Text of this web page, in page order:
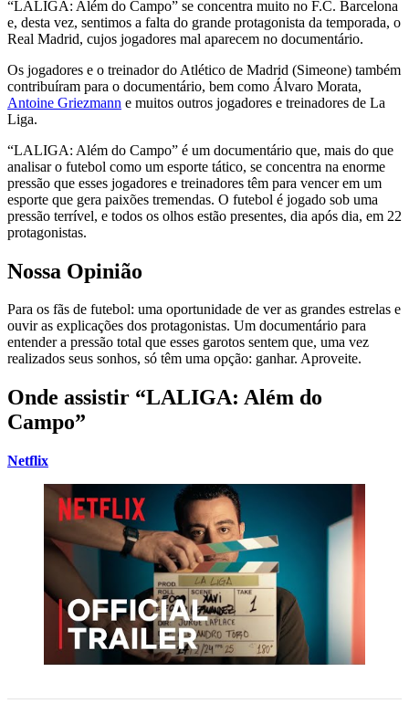
“LALIGA: Além do Campo” se concentra muito no F.C. Barcelona
e, desta vez, sentimos a falta do grande protagonista da temporada, o
Real Madrid, cujos jogadores mal aparecem no documentário.
Os jogadores e o treinador do Atlético de Madrid (Simeone) também
contribuíram para o documentário, bem como Álvaro Morata,
Antoine Griezmann e muitos outros jogadores e treinadores de La
Liga.
“LALIGA: Além do Campo” é um documentário que, mais do que
analisar o futebol como um esporte tático, se concentra na enorme
pressão que esses jogadores e treinadores têm para vencer em um
esporte que gera paixões tremendas. O futebol é jogado sob uma
pressão terrível, e todos os olhos estão presentes, dia após dia, em 22
protagonistas.
Nossa Opinião
Para os fãs de futebol: uma oportunidade de ver as grandes estrelas e
ouvir as explicações dos protagonistas. Um documentário para
entender a pressão total que esses garotos sentem que, uma vez
realizados seus sonhos, só têm uma opção: ganhar. Aproveite.
Onde assistir “LALIGA: Além do
Campo”
Netflix